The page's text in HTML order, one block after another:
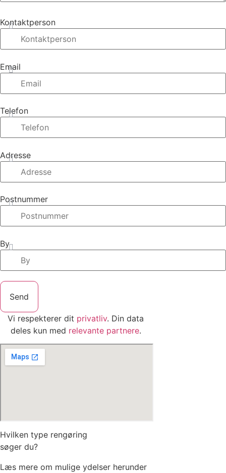
Kontaktperson
Email
Telefon
Adresse
Postnummer
By
Send
Vi respekterer dit privatliv. Din data
deles kun med relevante partnere.
Hvilken type rengøring
søger du?
Læs mere om mulige ydelser herunder